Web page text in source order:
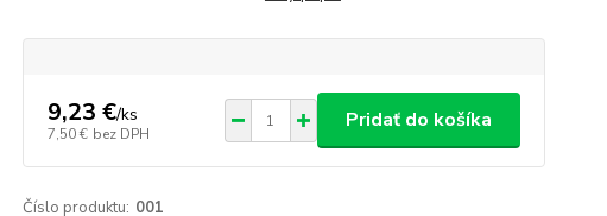
9,23 €/ks
7,50 € bez DPH
Pridať do košíka
Číslo produktu: 001